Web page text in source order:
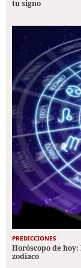
tu signo
PREDICCIONES
Horóscopo de
zodiaco